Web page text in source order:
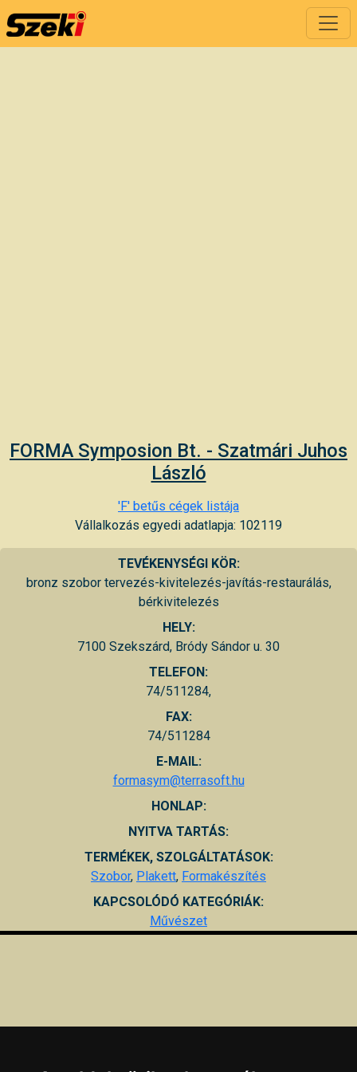
FORMA Symposion Bt. - Szatmári Juhos
László
'F' betűs cégek listája
Vállalkozás egyedi adatlapja: 102119
TEVÉKENYSÉGI KÖR:
bronz szobor tervezés-kivitelezés-javítás-restaurálás,
bérkivitelezés
HELY:
7100 Szekszárd, Bródy Sándor u. 30
TELEFON:
74/511284,
FAX:
74/511284
E-MAIL:
formasym@terrasoft.hu
HONLAP:
NYITVA TARTÁS:
TERMÉKEK, SZOLGÁLTATÁSOK:
Szobor, Plakett, Formakészítés
KAPCSOLÓDÓ KATEGÓRIÁK:
Művészet